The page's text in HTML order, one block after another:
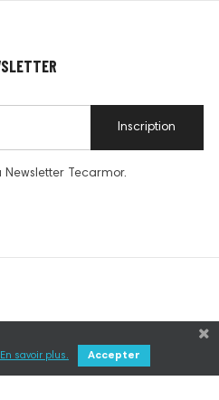
Inscription
Tecarmor.
En savoir plus. Accepter